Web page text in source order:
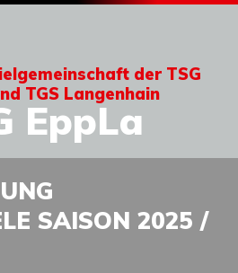
der TSG
TGS Langenhain
EppLa
SAISON 2025 /